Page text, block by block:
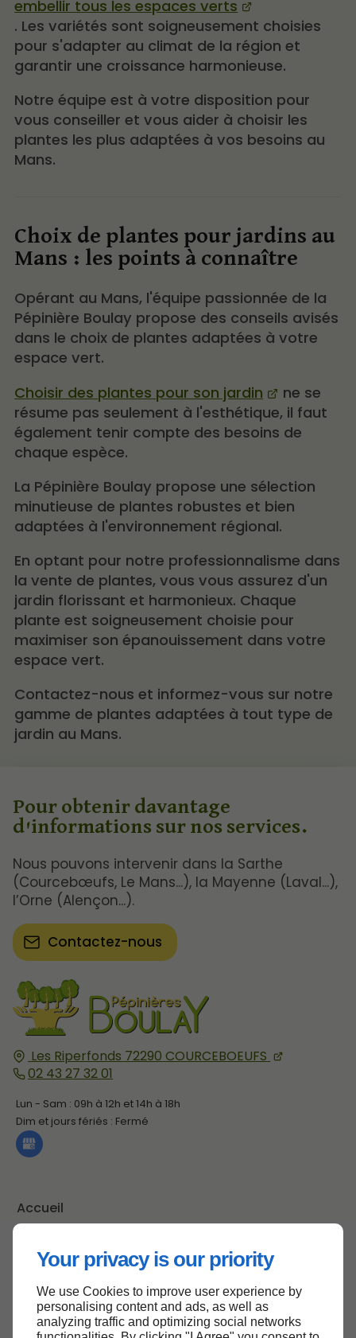
Your privacy is our priority
We use Cookies to improve user experience by
personalising content and ads, as well as
analyzing traffic and optimizing social networks
embellir tous les espaces verts
. Les variétés sont soigneusement choisies
pour s'adapter au climat de la région et
garantir une croissance harmonieuse.
Notre équipe est à votre disposition pour
vous conseiller et vous aider à choisir les
plantes les plus adaptées à vos besoins au
Mans.
Choix de plantes pour jardins au
Mans : les points à connaître
Opérant au Mans, l'équipe passionnée de la
Pépinière Boulay propose des conseils avisés
dans le choix de plantes adaptées à votre
espace vert.
Choisir des plantes pour son jardin
ne se
résume pas seulement à l'esthétique, il faut
également tenir compte des besoins de
chaque espèce.
La Pépinière Boulay propose une sélection
minutieuse de plantes robustes et bien
adaptées à l'environnement régional.
En optant pour notre professionnalisme dans
la vente de plantes, vous vous assurez d'un
jardin florissant et harmonieux. Chaque
plante est soigneusement choisie pour
maximiser son épanouissement dans votre
espace vert.
Contactez-nous et informez-vous sur notre
gamme de plantes adaptées à tout type de
jardin au Mans.
Les Riperfonds 72290 COURCEBOEUFS
02 43 27 32 01
Lun - Sam : 09h à 12h et 14h à 18h
Dim et jours fériés : Fermé
Accueil
Mentions légales
Plan du site
Pour obtenir davantage
d'informations sur nos services.
Nous pouvons intervenir dans la Sarthe
(Courcebœufs, Le Mans...), la Mayenne (Laval...),
l’Orne (Alençon...).
Contactez-nous